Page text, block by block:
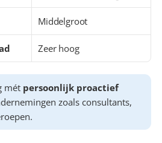
Middelgroot
Zeer hoog
mét persoonlijk proactief
zoals consultants,